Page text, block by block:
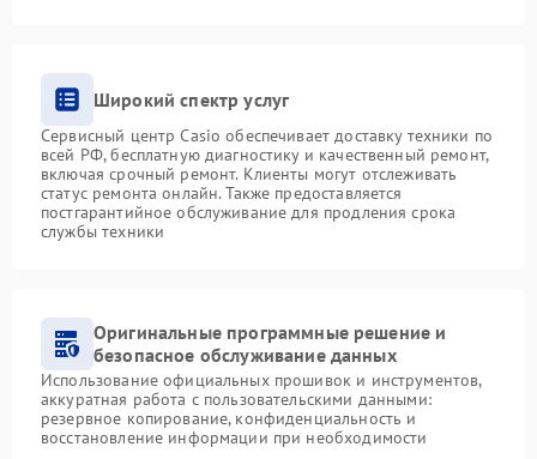
Широкий спектр услуг
Сервисный центр Casio обеспечивает доставку техники по
всей РФ, бесплатную диагностику и качественный ремонт,
включая срочный ремонт. Клиенты могут отслеживать
статус ремонта онлайн. Также предоставляется
постгарантийное обслуживание для продления срока
службы техники
Оригинальные программные решение и
безопасное обслуживание данных
Использование официальных прошивок и инструментов,
аккуратная работа с пользовательскими данными:
резервное копирование, конфиденциальность и
восстановление информации при необходимости